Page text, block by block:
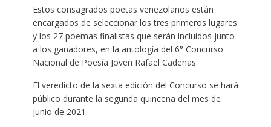
Estos consagrados poetas venezolanos están
encargados de seleccionar los tres primeros lugares
y los 27 poemas finalistas que serán incluidos junto
a los ganadores, en la antología del 6° Concurso
Nacional de Poesía Joven Rafael Cadenas.
El veredicto de la sexta edición del Concurso se hará
público durante la segunda quincena del mes de
junio de 2021.